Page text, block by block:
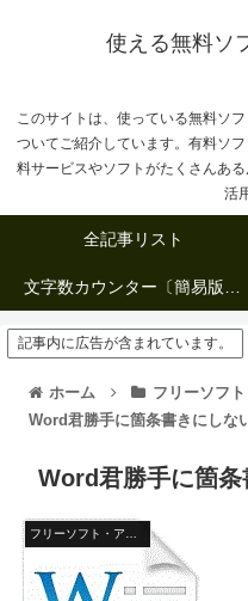
使える無料ソ
このサイトは、使っている無料ソ
ついてご紹介しています。有料ソ
料サービスやソフトがたくさんあ
活
全記事リスト
文字数カウンター〔簡易版複数行タイプ〕
記事内に広告が含まれています。
ホーム
フリーソフ
Word君勝手に箇条書きにしな
Word君勝手に箇条
フリーソフト・アプリ・Webサービス